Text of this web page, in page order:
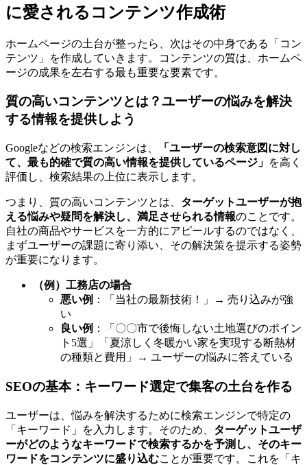
に愛されるコンテンツ作成術
ホームページの土台が整ったら、次はその中身である「コン
テンツ」を作成していきます。コンテンツの質は、ホームペ
ージの成果を左右する最も重要な要素です。
質の高いコンテンツとは？ユーザーの悩みを解決
する情報を提供しよう
Googleなどの検索エンジンは、
「ユーザーの検索意図に対し
て、最も的確で質の高い情報を提供しているページ」 を高く
評価し、検索結果の上位に表示します。
つまり、質の高いコンテンツとは、 ターゲットユーザーが抱
える悩みや疑問を解決し、満足させられる情報のことです。
自社の商品やサービスを一方的にアピールするのではなく、
まずユーザーの課題に寄り添い、その解決策を提示する姿勢
が重要になります。
（例）工務店の場合
悪い例 ：「当社の最新技術！」→ 売り込みが強
い
良い例 ：「〇〇市で後悔しない土地選びのポイン
ト5選」「夏涼しく冬暖かい家を実現する断熱材
の種類と費用」→ ユーザーの悩みに答えている
SEOの基本：キーワード選定で集客の土台を作る
ユーザーは、悩みを解決するために検索エンジンで特定の
「キーワード」を入力します。そのため、 ターゲットユーザ
ーがどのようなキーワードで検索するかを予測し、そのキー
ワードをコンテンツに盛り込むことが重要です。これを「キ